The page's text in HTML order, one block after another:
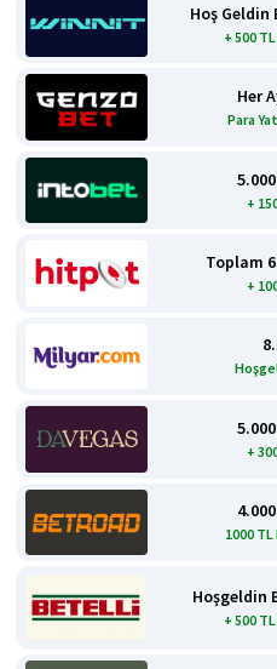
Hoş Geldin
+ 500
Her
Para
+
Toplam
+
+
1000
Hoşgeldin
+ 500